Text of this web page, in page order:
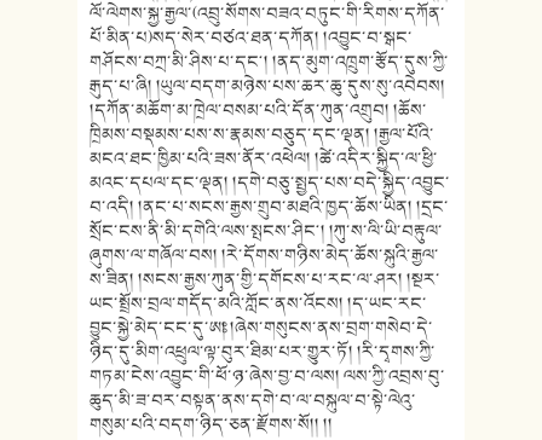
ལོ་ལེགས་སྐྱ་རྒྱལ་(འབྲུ་སོགས་བཟའ་བཏུང་གི་རིགས་དཀོན་
པོ་མིན་པ)སད་སེར་བཙའ་ཐན་དཀོན། །འབྱུང་བ་སྒང་
གཤོངས་བཀྲ་མི་ཤིས་པ་དང༌། །ནད་མུག་འཁྲུག་རྩོད་དུས་ཀྱི་
རྒུད་པ་ཞི། །ཡུལ་བདག་མཉེས་པས་ཆར་ཆུ་དུས་སུ་འབེབས།
།དཀོན་མཆོག་མ་ཁྲེལ་བསམ་པའི་དོན་ཀུན་འགྲུབ། །ཆོས་
ཁྲིམས་བསྡམས་པས་ས་རྣམས་བཅུད་དང་ལྡན། །རྒྱལ་པོའི་
མངའ་ཐང་ཁྱིམ་པའི་ཟས་ནོར་འཕེལ། །ཚེ་འདིར་སྐྱིད་ལ་ཕྱི་
མའང་དཔལ་དང་ལྡན། །དགེ་བཅུ་སྤྱད་པས་བདེ་སྐྱིད་འབྱུང་
བ་འདི། །ནང་པ་སངས་རྒྱས་གྲུབ་མཐའི་ཁྱད་ཆོས་ཡིན། །དྲང་
སྲོང་ངས་ནི་མི་དགེའི་ལས་སྤངས་ཤིང༌། །ཀུ་ས་ལི་ཡི་བརྟུལ་
ཞུགས་ལ་གཞོལ་བས། །རེ་དོགས་གཉིས་མེད་ཆོས་སྐུའི་རྒྱལ་
ས་ཟིན། །སངས་རྒྱས་ཀུན་གྱི་དགོངས་པ་རང་ལ་ཤར། །སྔར་
ཡང་སྤྲོས་བྲལ་གདོད་མའི་ཀློང་ནས་འོངས། །ད་ཡང་རང་
བྱུང་སྐྱེ་མེད་ངང་དུ་ཨཿ། །ཞེས་གསུངས་ནས་བྲག་གསེབ་དེ་
ཉིད་དུ་མིག་འཕྲུལ་ལྟ་བུར་ཐིམ་པར་གྱུར་ཏོ། །རི་དྭགས་ཀྱི་
གཏམ་ངེས་འབྱུང་གི་ཕོ་ཉ་ཞེས་བྱ་བ་ལས། ལས་ཀྱི་འབྲས་བུ་
ཆུད་མི་ཟ་བར་བསྟན་ནས་དགེ་བ་ལ་བསྐུལ་བ་སྟེ་ལེའུ་
གསུམ་པའི་བདག་ཉིད་ཅན་རྫོགས་སོ།། །།